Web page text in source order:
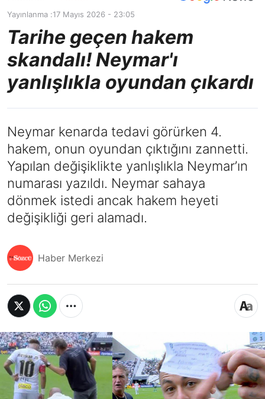
Yayınlanma :17 Mayıs 2026 - 23:05
Tarihe geçen hakem
skandalı! Neymar'ı
yanlışlıkla oyundan çıkardı
Neymar kenarda tedavi görürken 4.
hakem, onun oyundan çıktığını zannetti.
Yapılan değişiklikte yanlışlıkla Neymar’ın
numarası yazıldı. Neymar sahaya
dönmek istedi ancak hakem heyeti
değişikliği geri alamadı.
Haber Merkezi